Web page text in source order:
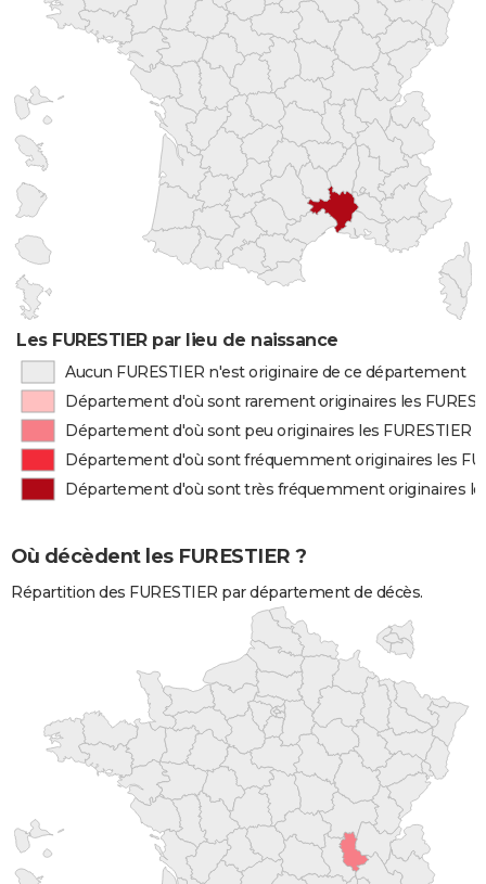
Les FURESTIER par lieu de naissance
Aucun FURESTIER n'est originaire de ce département
Département d'où sont rarement originaires les
Département d'où sont peu originaires les FURESTIER
Département d'où sont fréquemment originaires les
Département d'où sont très fréquemment originaires
Où décèdent les FURESTIER ?
Répartition des FURESTIER par département de décès.